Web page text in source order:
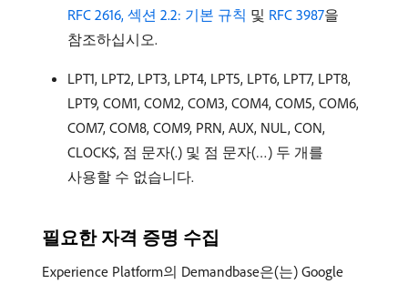
RFC 2616, 섹션 2.2: 기본 규칙 및 RFC 3987을
참조하십시오.
LPT1, LPT2, LPT3, LPT4, LPT5, LPT6, LPT7, LPT8,
LPT9, COM1, COM2, COM3, COM4, COM5, COM6,
COM7, COM8, COM9, PRN, AUX, NUL, CON,
CLOCK$, 점 문자(.) 및 점 문자(…) 두 개를
사용할 수 없습니다.
필요한 자격 증명 수집
Experience Platform의 Demandbase은(는) Google